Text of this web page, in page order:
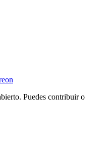
Puedes contribuir o